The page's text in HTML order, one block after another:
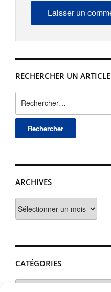
RECHERCHER UN ARTICLE
ARCHIVES
CATÉGORIES
Catégories